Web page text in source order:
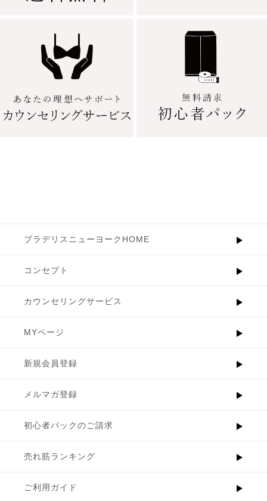
ブラデリスニューヨークHOME
コンセプト
カウンセリングサービス
MYページ
新規会員登録
メルマガ登録
初心者パックのご請求
売れ筋ランキング
ご利用ガイド